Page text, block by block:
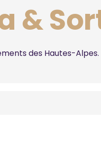
&
des Hautes-Alpes.